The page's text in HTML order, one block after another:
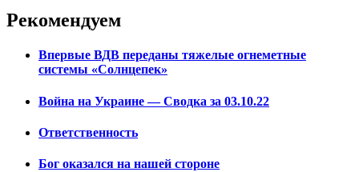
Рекомендуем
Впервые ВДВ переданы тяжелые огнеметные
системы «Солнцепек»
Война на Украине — Сводка за 03.10.22
Ответственность
Бог оказался на нашей стороне